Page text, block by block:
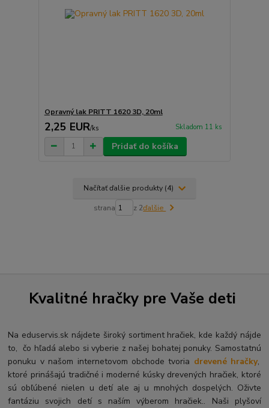
Opravný lak PRITT 1620 3D, 20ml
2,25 EUR/ks Skladom 11 ks
Pridať do košíka
Načítať ďalšie produkty (4)
strana z 2ďalšie
Kvalitné hračky pre Vaše deti
Na eduservis.sk nájdete široký sortiment hračiek, kde každý nájde
to, čo hľadá alebo si vyberie z našej bohatej ponuky. Samostatnú
ponuku v našom internetovom obchode tvoria drevené hračky,
ktoré prinášajú tradičné i moderné kúsky drevených hračiek, ktoré
sú obľúbené nielen u detí ale aj u mnohých dospelých. Oživte
fantáziu svojich detí s naším výberom hračiek.. Naši plyšoví